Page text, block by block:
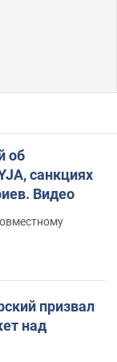
об
санкциях
Видео
призвал
над